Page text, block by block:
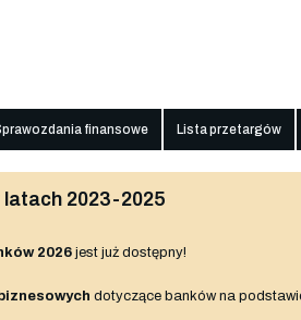
finansowe Lista przetargów
2023-2025
2026 jest już dostępny!
dotyczące banków na